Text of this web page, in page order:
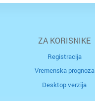
ZA KORISNIKE
Registracija
Vremenska prognoza
Desktop verzija